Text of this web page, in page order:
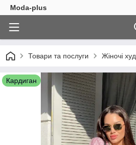
Moda-plus
Товари та послуги Жіночі
Кардиган